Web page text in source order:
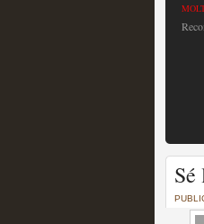
of